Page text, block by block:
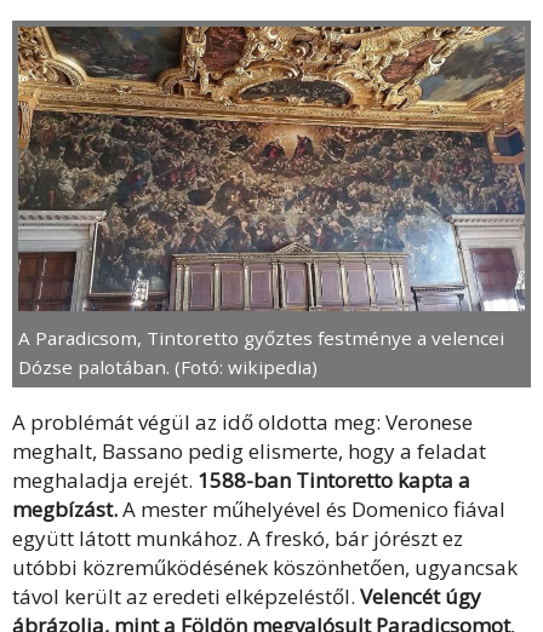
A Paradicsom, Tintoretto győztes festménye a velencei
Dózse palotában. (Fotó: wikipedia)
A problémát végül az idő oldotta meg: Veronese
meghalt, Bassano pedig elismerte, hogy a feladat
meghaladja erejét. 1588-ban Tintoretto kapta a
megbízást.A mester műhelyével és Domenico fiával
együtt látott munkához. A freskó, bár jórészt ez
utóbbi közreműködésének köszönhetően, ugyancsak
távol került az eredeti elképzeléstől. Velencét úgy
ábrázolja, mint a Földön megvalósult Paradicsomot,